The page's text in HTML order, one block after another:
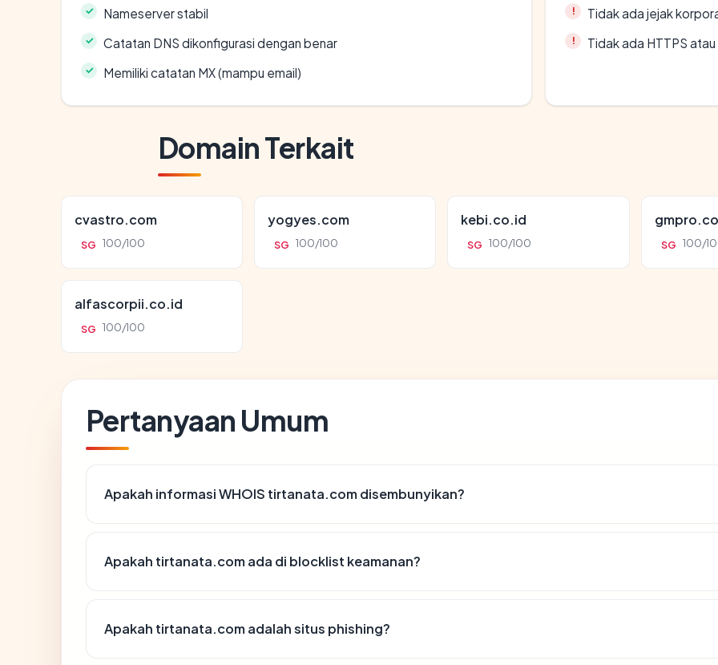
Nameserver stabil
Catatan DNS dikonfigurasi dengan benar
Memiliki catatan MX (mampu email)
Tidak ada jejak
Tidak ada HTTPS
Domain Terkait
cvastro.com
SG 100/100
yogyes.com
SG 100/100
kebi.co.id
SG 100/100 SG 100/
alfascorpii.co.id
SG 100/100
Pertanyaan Umum
Apakah informasi WHOIS tirtanata.com disembunyikan?
Apakah tirtanata.com ada di blocklist keamanan?
Apakah tirtanata.com adalah situs phishing?